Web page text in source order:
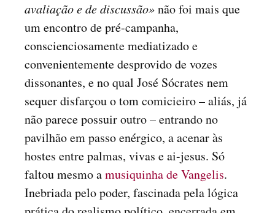
avaliação e de discussão»não foi mais que
um encontro de pré-campanha,
conscienciosamente mediatizado e
convenientemente desprovido de vozes
dissonantes, e no qual José Sócrates nem
sequer disfarçou o tom comicieiro – aliás, já
não parece possuir outro – entrando no
pavilhão em passo enérgico, a acenar às
hostes entre palmas, vivas e ai-jesus. Só
faltou mesmo amusiquinha de Vangelis.
Inebriada pelo poder, fascinada pela lógica